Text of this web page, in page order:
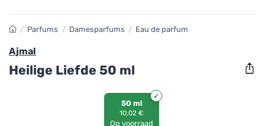
/ Parfums / Damesparfums / Eau de parfum
Ajmal
Heilige Liefde 50 ml
50 ml
10,02 €
Op voorraad